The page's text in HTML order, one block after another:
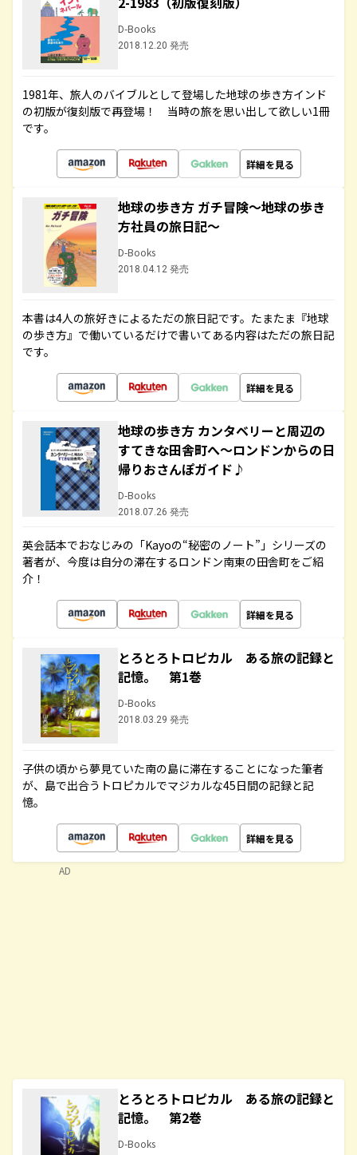
D-Books
2018.12.20 発売
1981年、旅人のバイブルとして登場した地球の歩き方インド
の初版が復刻版で再登場！ 当時の旅を思い出して欲しい1冊
です。
詳細を見る
地球の歩き方 ガチ冒険～地球の歩き
方社員の旅日記～
D-Books
2018.04.12 発売
本書は4人の旅好きによるただの旅日記です。たまたま『地球
の歩き方』で働いているだけで書いてある内容はただの旅日記
です。
詳細を見る
地球の歩き方 カンタベリーと周辺の
すてきな田舎町へ～ロンドンからの日
帰りおさんぽガイド♪
D-Books
2018.07.26 発売
英会話本でおなじみの「Kayoの“秘密のノート”」シリーズの
著者が、今度は自分の滞在するロンドン南東の田舎町をご紹
介！
詳細を見る
とろとろトロピカル ある旅の記録と
記憶。 第1巻
D-Books
2018.03.29 発売
子供の頃から夢見ていた南の島に滞在することになった筆者
が、島で出合うトロピカルでマジカルな45日間の記録と記
憶。
詳細を見る
とろとろトロピカル ある旅の記録と
記憶。 第2巻
D-Books
AD